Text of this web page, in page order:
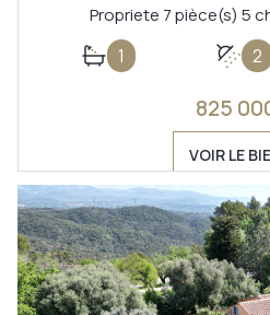
1 2
825
VOIR LE